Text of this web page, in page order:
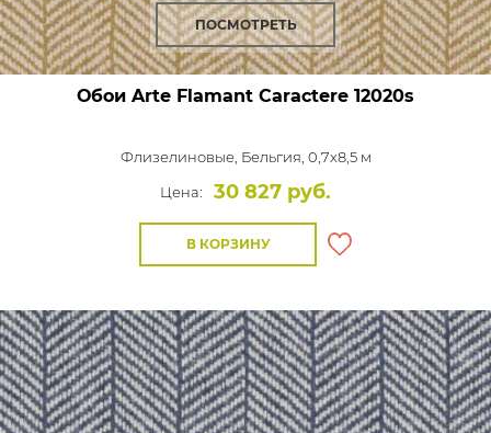
ПОСМОТРЕТЬ
Обои Arte Flamant Caractere 12020s
Флизелиновые, Бельгия, 0,7x8,5 м
Цена:
30 827 руб.
В КОРЗИНУ